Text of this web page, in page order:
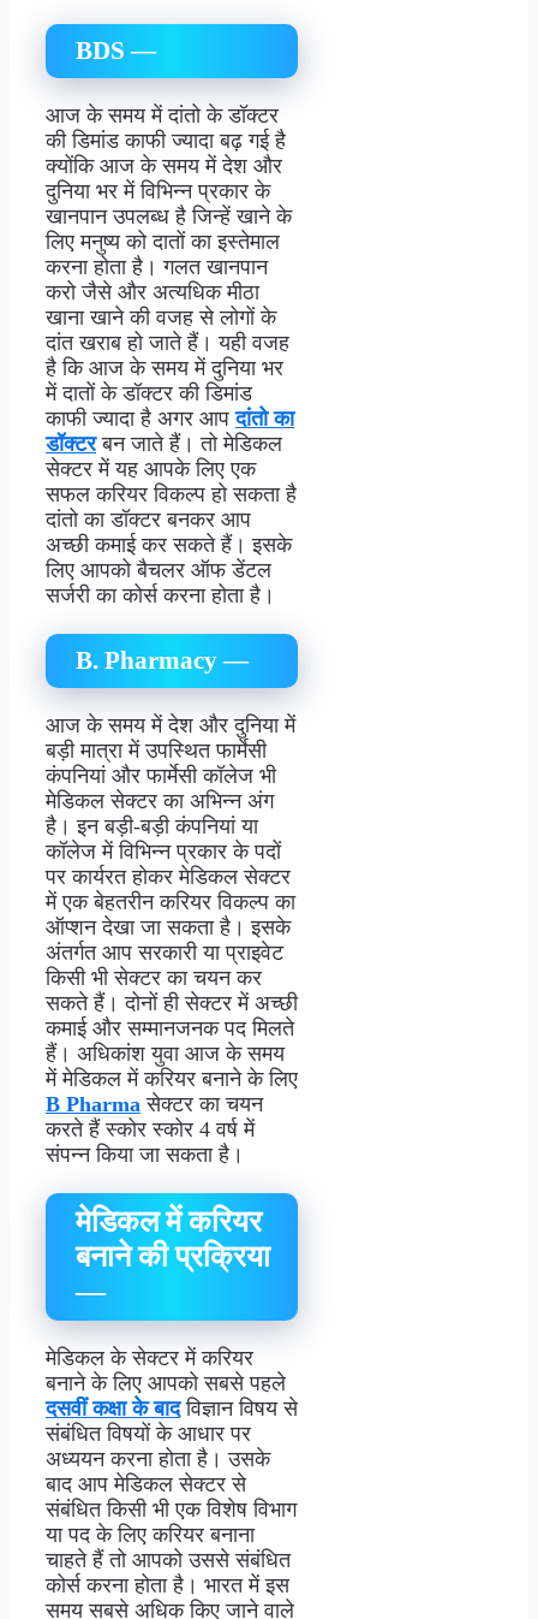
BDS —
आज के समय में दांतो के डॉक्टर
की डिमांड काफी ज्यादा बढ़ गई है
क्योंकि आज के समय में देश और
दुनिया भर में विभिन्न प्रकार के
खानपान उपलब्ध है जिन्हें खाने के
लिए मनुष्य को दातों का इस्तेमाल
करना होता है। गलत खानपान
करो जैसे और अत्यधिक मीठा
खाना खाने की वजह से लोगों के
दांत खराब हो जाते हैं। यही वजह
है कि आज के समय में दुनिया भर
में दातों के डॉक्टर की डिमांड
काफी ज्यादा है अगर आपदांतो का
डॉक्टरबन जाते हैं। तो मेडिकल
सेक्टर में यह आपके लिए एक
सफल करियर विकल्प हो सकता है
दांतो का डॉक्टर बनकर आप
अच्छी कमाई कर सकते हैं। इसके
लिए आपको बैचलर ऑफ डेंटल
सर्जरी का कोर्स करना होता है।
B. Pharmacy —
आज के समय में देश और दुनिया में
बड़ी मात्रा में उपस्थित फार्मेसी
कंपनियां और फार्मेसी कॉलेज भी
मेडिकल सेक्टर का अभिन्न अंग
है। इन बड़ी-बड़ी कंपनियां या
कॉलेज में विभिन्न प्रकार के पदों
पर कार्यरत होकर मेडिकल सेक्टर
में एक बेहतरीन करियर विकल्प का
ऑप्शन देखा जा सकता है। इसके
अंतर्गत आप सरकारी या प्राइवेट
किसी भी सेक्टर का चयन कर
सकते हैं। दोनों ही सेक्टर में अच्छी
कमाई और सम्मानजनक पद मिलते
हैं। अधिकांश युवा आज के समय
में मेडिकल में करियर बनाने के लिए
B Pharma सेक्टर का चयन
करते हैं स्कोर स्कोर 4 वर्ष में
संपन्न किया जा सकता है।
मेडिकल में करियर
बनाने की प्रक्रिया
—
मेडिकल के सेक्टर में करियर
बनाने के लिए आपको सबसे पहले
दसवीं कक्षा के बादविज्ञान विषय से
संबंधित विषयों के आधार पर
अध्ययन करना होता है। उसके
बाद आप मेडिकल सेक्टर से
संबंधित किसी भी एक विशेष विभाग
या पद के लिए करियर बनाना
चाहते हैं तो आपको उससे संबंधित
कोर्स करना होता है। भारत में इस
समय सबसे अधिक किए जाने वाले